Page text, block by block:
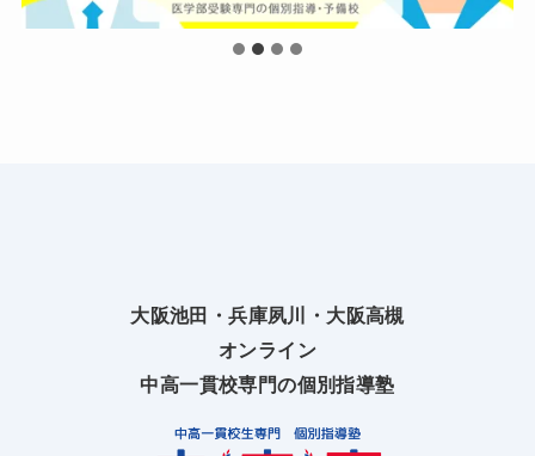
大阪池田・兵庫夙川・大阪高槻
オンライン
中高一貫校専門の個別指導塾